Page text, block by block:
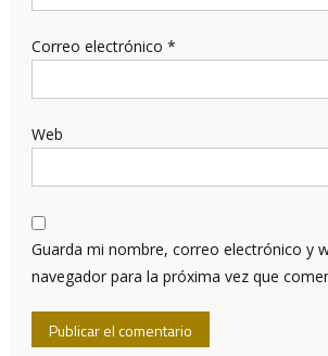
Correo electrónico *
Web
Guarda mi nombre, correo electrónico y
navegador para la próxima vez que